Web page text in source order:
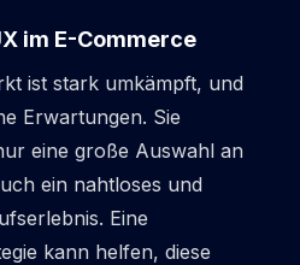
im E-Commerce
ist stark umkämpft, und
Erwartungen. Sie
eine große Auswahl an
ein nahtloses und
Eine
kann helfen, diese